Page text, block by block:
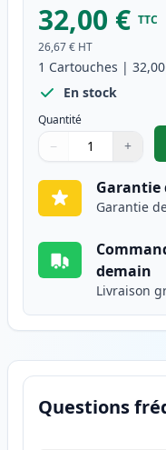
32,00 € TTC
26,67 € HT
1 Cartouches |
En stock
Quantité
Quantité
Utilisez les boutons
− +
Quantité
Garantie
Garantie
demain
Livraison
Questions